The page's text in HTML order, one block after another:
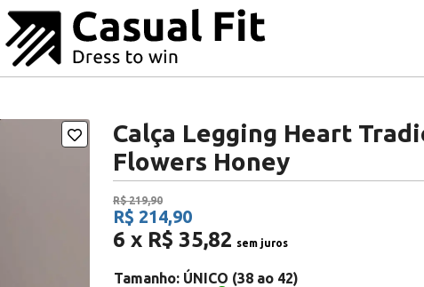
Calça Legging Heart
Flowers Honey
R$ 219,90
R$ 214,90
6 x R$ 35,82 sem juros
Tamanho: ÚNICO (38 ao 42)